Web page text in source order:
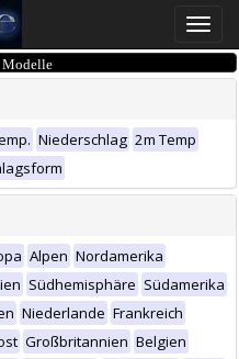
Toggle
Niederschlag 2m Temp
Alpen Nordamerika
Südhemisphäre Südamerika
Niederlande Frankreich
Großbritannien Belgien